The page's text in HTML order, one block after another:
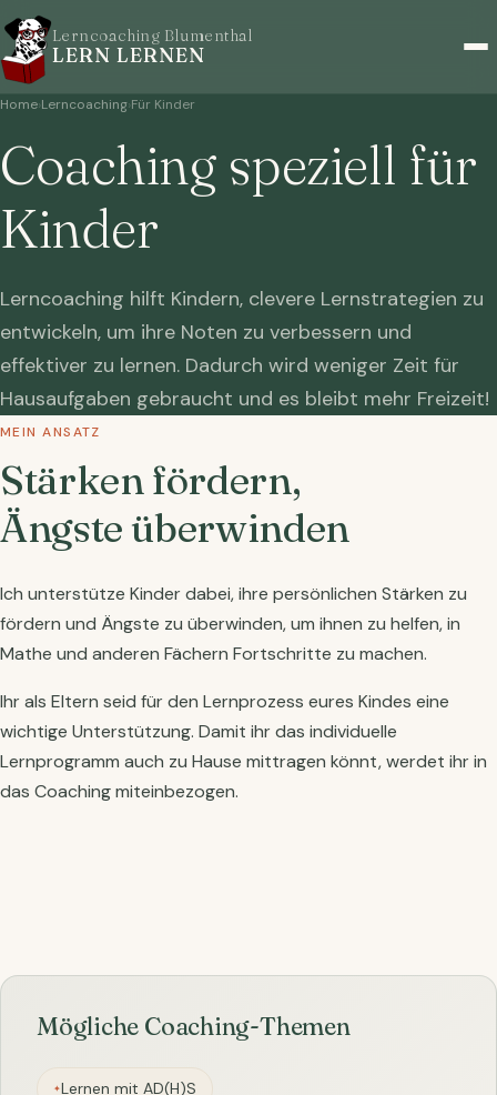
Lerncoaching Blumenthal
LERN LERNEN
Home›Lerncoaching›Für Kinder
Coaching speziell für
Kinder
Lerncoaching hilft Kindern, clevere Lernstrategien zu
entwickeln, um ihre Noten zu verbessern und
effektiver zu lernen. Dadurch wird weniger Zeit für
Hausaufgaben gebraucht und es bleibt mehr Freizeit!
MEIN ANSATZ
Stärken fördern,
Ängste überwinden
Ich unterstütze Kinder dabei, ihre persönlichen Stärken zu
fördern und Ängste zu überwinden, um ihnen zu helfen, in
Mathe und anderen Fächern Fortschritte zu machen.
Ihr als Eltern seid für den Lernprozess eures Kindes eine
wichtige Unterstützung. Damit ihr das individuelle
Lernprogramm auch zu Hause mittragen könnt, werdet ihr in
das Coaching miteinbezogen.
Mögliche Coaching-Themen
Lernen mit AD(H)S